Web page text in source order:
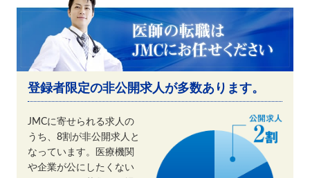
登録者限定の非公開求人が多数あります。
JMCに寄せられる求人の
うち、8割が非公開求人と
なっています。医療機関
や企業が公にしたくない